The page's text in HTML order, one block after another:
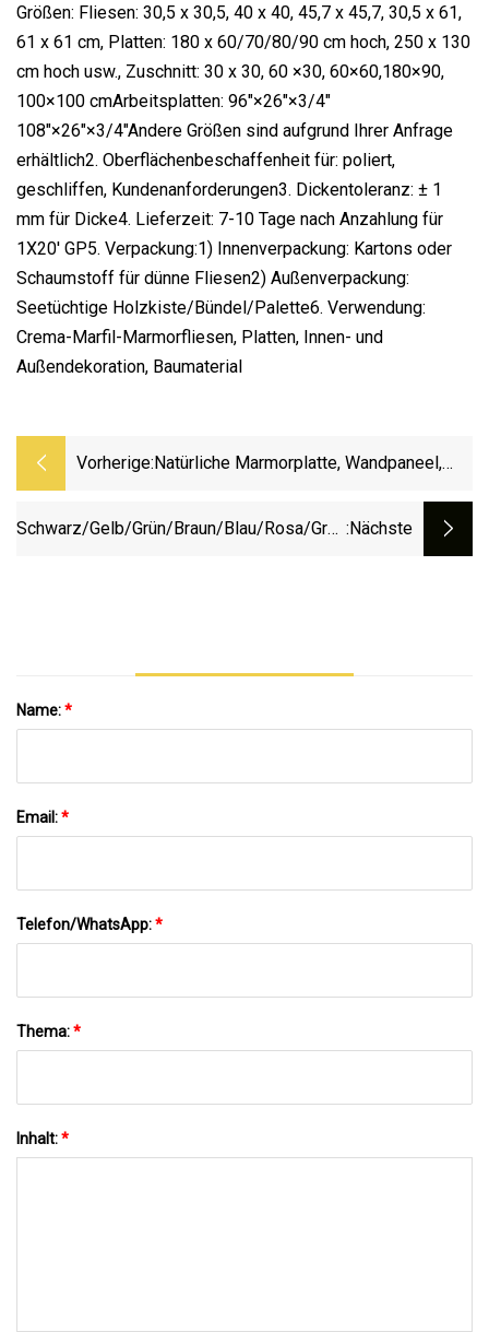
Größen: Fliesen: 30,5 x 30,5, 40 x 40, 45,7 x 45,7, 30,5 x 61,
61 x 61 cm, Platten: 180 x 60/70/80/90 cm hoch, 250 x 130
cm hoch usw., Zuschnitt: 30 x 30, 60 ×30, 60×60,180×90,
100×100 cmArbeitsplatten: 96"×26"×3/4"
108"×26"×3/4"Andere Größen sind aufgrund Ihrer Anfrage
erhältlich2. Oberflächenbeschaffenheit für: poliert,
geschliffen, Kundenanforderungen3. Dickentoleranz: ± 1
mm für Dicke4. Lieferzeit: 7-10 Tage nach Anzahlung für
1X20' GP5. Verpackung:1) Innenverpackung: Kartons oder
Schaumstoff für dünne Fliesen2) Außenverpackung:
Seetüchtige Holzkiste/Bündel/Palette6. Verwendung:
Crema-Marfil-Marmorfliesen, Platten, Innen- und
Außendekoration, Baumaterial
Vorherige: Natürliche Marmorplatte, Wandpaneel,
Grey
Schwarz/Gelb/Grün/Braun/Blau/Rosa/Grau/Heller
:nächste
Name:*
Email:*
Telefon/WhatsApp:*
Thema:*
Inhalt:*